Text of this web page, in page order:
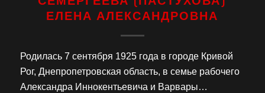
ЕЛЕНА АЛЕКСАНДРОВНА
Родилась 7 сентября 1925 года в городе Кривой
Рог, Днепропетровская область, в семье рабочего
Александра Иннокентьевича и Варвары…